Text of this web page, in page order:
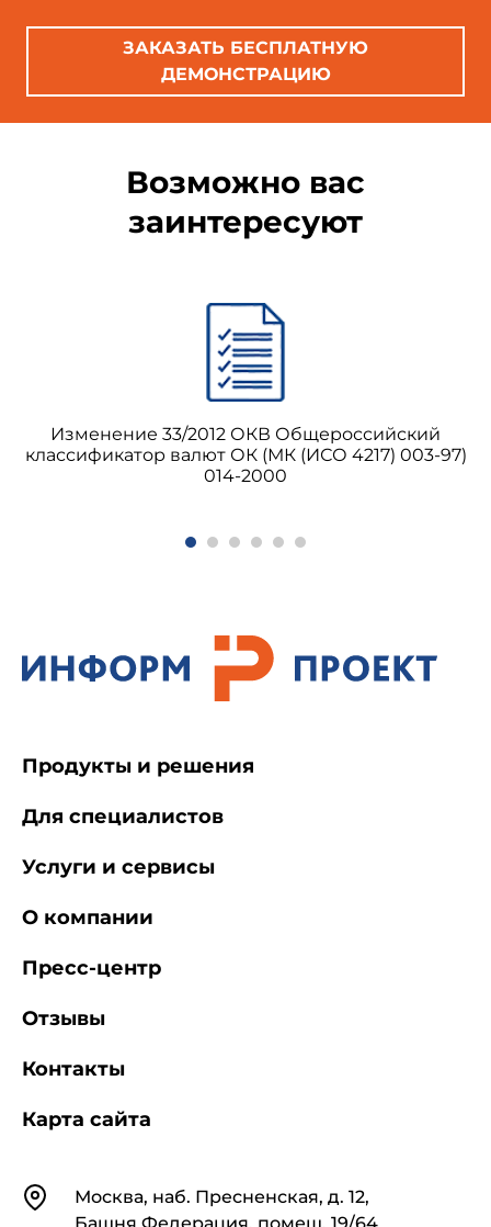
ЗАКАЗАТЬ БЕСПЛАТНУЮ
ДЕМОНСТРАЦИЮ
Возможно вас
заинтересуют
Изменение 33/2012 ОКВ Общероссийский
классификатор валют ОК (МК (ИСО 4217) 003-97)
014-2000
КонтактыМосква, наб. Пресненская, д. 12,
Продукты и решения
Для специалистов
Услуги и сервисы
О компании
Пресс-центр
Отзывы
Контакты
Карта сайта